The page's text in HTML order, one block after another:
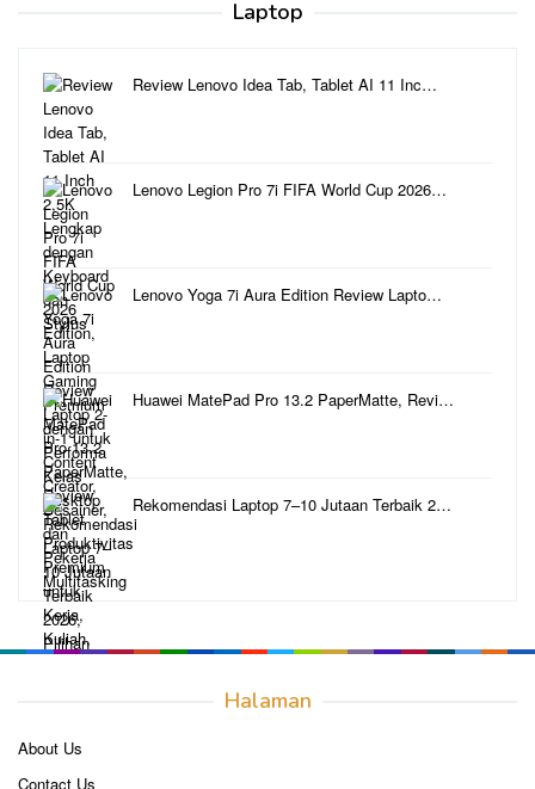
Laptop
Review Lenovo Idea Tab, Tablet AI 11 Inc…
Lenovo Legion Pro 7i FIFA World Cup 2026…
Lenovo Yoga 7i Aura Edition Review Lapto…
Huawei MatePad Pro 13.2 PaperMatte, Revi…
Rekomendasi Laptop 7–10 Jutaan Terbaik 2…
Halaman
About Us
Contact Us